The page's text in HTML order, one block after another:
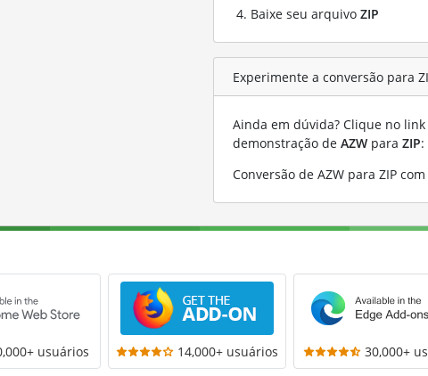
Baixe seu arquivo ZIP
Experimente a conversão para
Ainda em dúvida? Clique no
demonstração de AZW para ZIP:
Conversão de AZW para ZIP
usuários 14,000+ usuários 30,000+